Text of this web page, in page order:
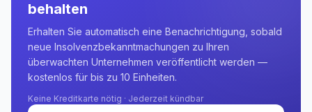
behalten
Erhalten Sie automatisch eine Benachrichtigung, sobald
neue Insolvenzbekanntmachungen zu Ihren
überwachten Unternehmen veröffentlicht werden —
kostenlos für bis zu 10 Einheiten.
Keine Kreditkarte nötig · Jederzeit kündbar